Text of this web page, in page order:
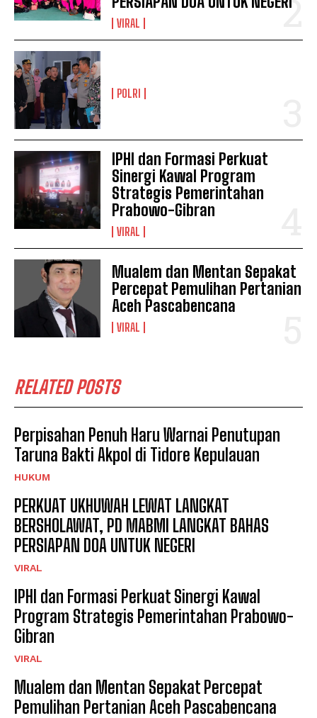
VIRAL
POLRI
IPHI dan Formasi Perkuat
Sinergi Kawal Program
Strategis Pemerintahan
Prabowo-Gibran
VIRAL
Mualem dan Mentan Sepakat
Percepat Pemulihan Pertanian
Aceh Pascabencana
VIRAL
RELATED POSTS
Perpisahan Penuh Haru Warnai Penutupan
Taruna Bakti Akpol di Tidore Kepulauan
HUKUM
PERKUAT UKHUWAH LEWAT LANGKAT
BERSHOLAWAT, PD MABMI LANGKAT BAHAS
PERSIAPAN DOA UNTUK NEGERI
VIRAL
IPHI dan Formasi Perkuat Sinergi Kawal
Program Strategis Pemerintahan Prabowo-
Gibran
VIRAL
Mualem dan Mentan Sepakat Percepat
Pemulihan Pertanian Aceh Pascabencana